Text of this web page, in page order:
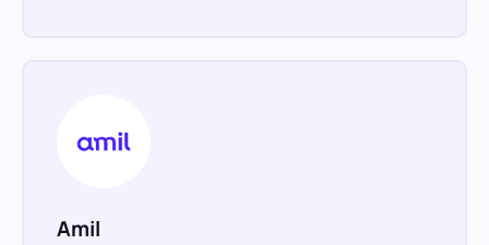
Amil